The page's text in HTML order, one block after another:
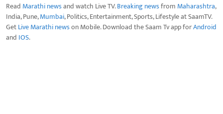
Read Marathi newsand watch Live TV.Breaking newsfrom Maharashtra,
India, Pune,Mumbai, Politics, Entertainment, Sports, Lifestyle at SaamTV.
GetLive Marathi newson Mobile. Download the Saam Tv app forAndroid
and IOS.